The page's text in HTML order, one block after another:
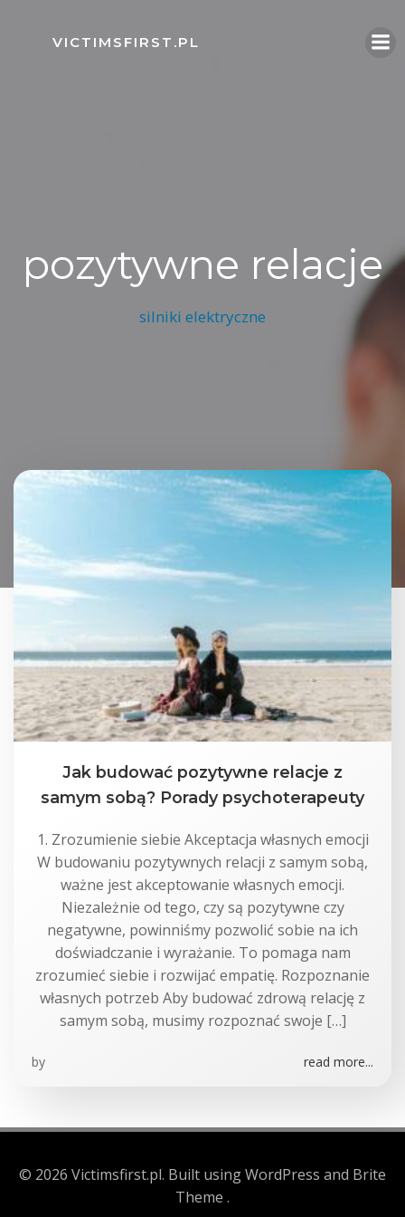
VICTIMSFIRST.PL
pozytywne relacje
silniki elektryczne
Jak budować pozytywne relacje z
samym sobą? Porady psychoterapeuty
1. Zrozumienie siebie Akceptacja własnych emocji
W budowaniu pozytywnych relacji z samym sobą,
ważne jest akceptowanie własnych emocji.
Niezależnie od tego, czy są pozytywne czy
negatywne, powinniśmy pozwolić sobie na ich
doświadczanie i wyrażanie. To pomaga nam
zrozumieć siebie i rozwijać empatię. Rozpoznanie
własnych potrzeb Aby budować zdrową relację z
samym sobą, musimy rozpoznać swoje […]
by read more...
© 2026 Victimsfirst.pl. Built using WordPress and Brite
Theme .